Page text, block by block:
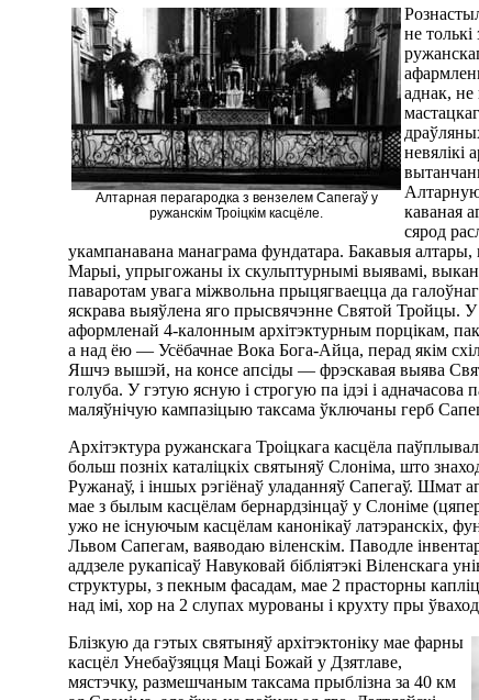
Алтарная перагародка з вензелем Сапегаў у
ружанскім Троіцкім касцёле.
не
аднак, не
невялікі
каваная
сярод
укампанавана манаграма фундатара. Бакавыя
Марыі, упрыгожаны іх скульптурнымі выявамі,
паваротам увага міжвольна прыцягваецца да
яскрава выяўлена яго прысвячэнне Святой Тройцы. У
аформленай 4-калонным архітэктурным порцікам,
а над ёю — Усёбачнае Вока Бога-Айца, перад якім
Яшчэ вышэй, на консе апсіды — фрэскавая выява
голуба. У гэтую ясную і строгую па ідэі і адначасова
маляўнічую кампазіцыю таксама ўключаны герб
Архітэктура ружанскага Троіцкага касцёла
больш позніх каталіцкіх святыняў Слоніма, што
Ружанаў, і іншых рэгіёнаў уладанняў Сапегаў. Шмат
мае з былым касцёлам бернардзінцаў у Слоніме
ужо не існуючым касцёлам канонікаў латэранскіх,
Львом Сапегам, ваяводаю віленскім. Паводле
аддзеле рукапісаў Навуковай бібліятэкі Віленскага
структуры, з пекным фасадам, мае 2 прасторны
над імі, хор на 2 слупах мурованы і крухту пры
Блізкую да гэтых святыняў архітэктоніку мае фарны
касцёл Унебаўзяцця Маці Божай у Дзятлаве,
мястэчку, размешчаным таксама прыблізна за 40 км